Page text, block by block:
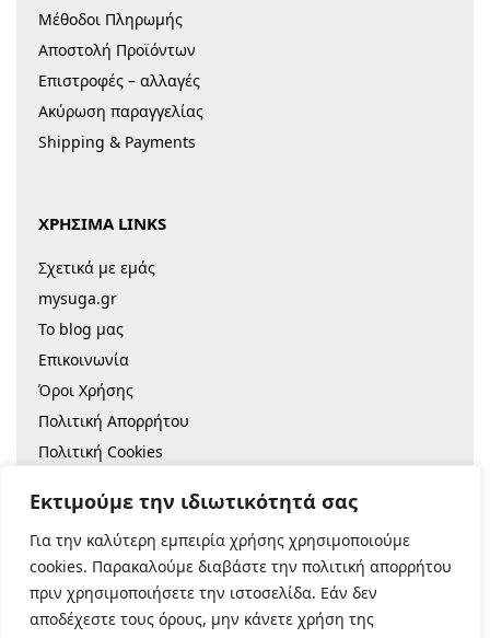
Εκτιμούμε την ιδιωτικότητά σας
Για την καλύτερη εμπειρία χρήσης χρησιμοποιούμε
cookies. Παρακαλούμε διαβάστε την πολιτική απορρήτου
πριν χρησιμοποιήσετε την ιστοσελίδα. Εάν δεν
αποδέχεστε τους όρους, μην κάνετε χρήση της
Μέθοδοι Πληρωμής
Αποστολή Προϊόντων
Επιστροφές – αλλαγές
Ακύρωση παραγγελίας
Shipping & Payments
ΧΡΗΣΙΜΑ LINKS
Σχετικά με εμάς
mysuga.gr
Το blog μας
Επικοινωνία
Όροι Χρήσης
Πολιτική Απορρήτου
Πολιτική Cookies
© 2022 |Κατασκευή Eshop
Ασφαλείς Πληρωμές: